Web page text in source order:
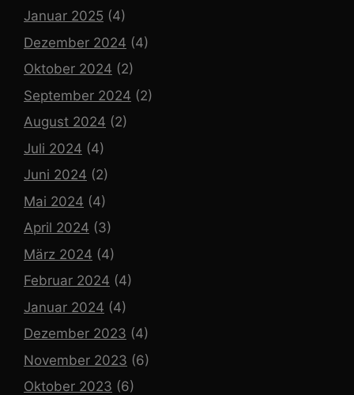
Januar 2025 (4)
Dezember 2024 (4)
Oktober 2024 (2)
September 2024 (2)
August 2024 (2)
Juli 2024 (4)
Juni 2024 (2)
Mai 2024 (4)
April 2024 (3)
März 2024 (4)
Februar 2024 (4)
Januar 2024 (4)
Dezember 2023 (4)
November 2023 (6)
Oktober 2023 (6)